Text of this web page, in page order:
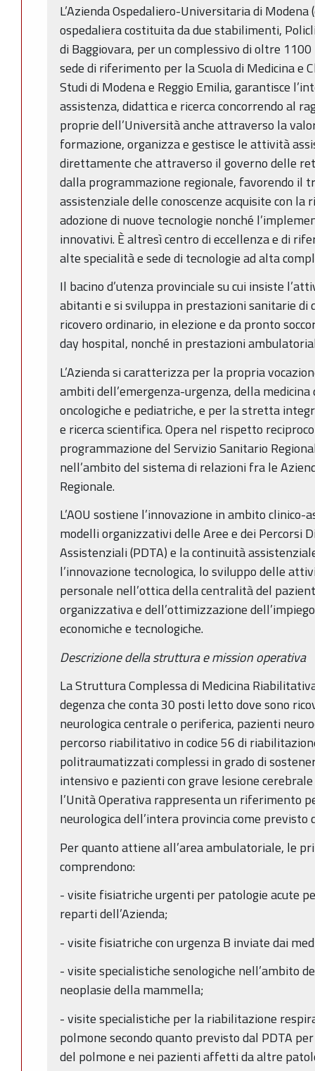
L’Azienda Ospedaliero-Universitaria di Modena
ospedaliera costituita da due stabilimenti,
di Baggiovara, per un complessivo di oltre
sede di riferimento per la Scuola di Medicina e
Studi di Modena e Reggio Emilia, garantisce
assistenza, didattica e ricerca concorrendo al
proprie dell’Università anche attraverso la
formazione, organizza e gestisce le attività
direttamente che attraverso il governo delle
dalla programmazione regionale, favorendo il
assistenziale delle conoscenze acquisite con la
adozione di nuove tecnologie nonché
innovativi. È altresì centro di eccellenza e di
alte specialità e sede di tecnologie ad alta
Il bacino d’utenza provinciale su cui insiste
abitanti e si sviluppa in prestazioni sanitarie di
ricovero ordinario, in elezione e da pronto
day hospital, nonché in prestazioni
L’Azienda si caratterizza per la propria
ambiti dell’emergenza-urgenza, della
oncologiche e pediatriche, e per la stretta
e ricerca scientifica. Opera nel rispetto
programmazione del Servizio Sanitario
nell’ambito del sistema di relazioni fra le
Regionale.
L’AOU sostiene l’innovazione in ambito
modelli organizzativi delle Aree e dei Percorsi
Assistenziali (PDTA) e la continuità
l’innovazione tecnologica, lo sviluppo delle
personale nell’ottica della centralità del
organizzativa e dell’ottimizzazione
economiche e tecnologiche.
Descrizione della struttura e mission operativa
La Struttura Complessa di Medicina
degenza che conta 30 posti letto dove sono
neurologica centrale o periferica, pazienti
percorso riabilitativo in codice 56 di
politraumatizzati complessi in grado di
intensivo e pazienti con grave lesione
l’Unità Operativa rappresenta un riferimento
neurologica dell’intera provincia come
Per quanto attiene all’area ambulatoriale, le
comprendono:
- visite fisiatriche urgenti per patologie acute
reparti dell’Azienda;
- visite fisiatriche con urgenza B inviate dai
- visite specialistiche senologiche nell’ambito
neoplasie della mammella;
- visite specialistiche per la riabilitazione
polmone secondo quanto previsto dal PDTA
del polmone e nei pazienti affetti da altre